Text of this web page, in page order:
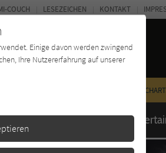
Magazin
COUCH LESEZEICHEN KONTAKT
Einige davon werden zwingend
Ihre Nutzererfahrung auf unserer